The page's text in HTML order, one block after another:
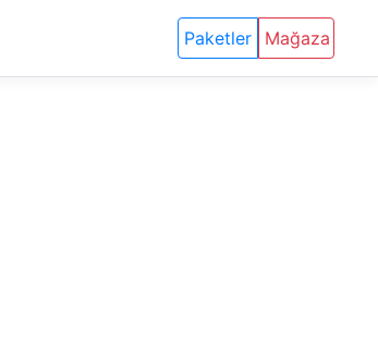
Paketler Mağaza